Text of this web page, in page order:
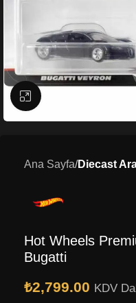
Büyütmek için
Ana Sayfa Diecast
Hot Wheels
Bugatti
₺2,799.00 KDV